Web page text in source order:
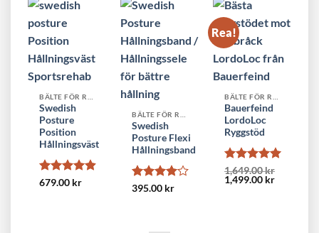
Swedish
Posture
Position
Hållningsväst
Betygsatt
679.00 kr
Swedish
Posture Flexi
Hållningsband
Betygsatt
395.00 kr
Rea!
Bauerfeind
LordoLoc
Ryggstöd
Betygsatt5
av 5
1,649.00kr
Det
ursprungliga
1,499.00 krDet